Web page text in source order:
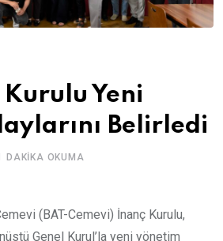
Kurulu Yeni
Belirledi
DAKIKA OKUMA
(BAT-Cemevi) İnanç Kurulu,
Genel Kurul’la yeni yönetim